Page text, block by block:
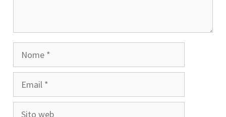
Nome
Email
Sito